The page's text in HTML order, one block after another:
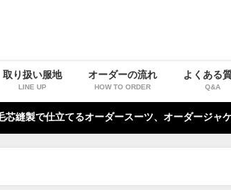
取り扱い服地
LINE UP
オーダーの流れ
HOW TO ORDER
よくある
Q&A
芯縫製で仕立てるオーダースーツ、オーダージャ